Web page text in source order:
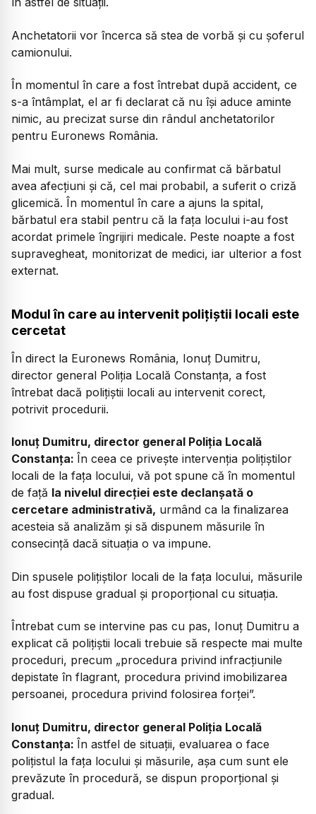
Anchetatorii vor încerca să stea de vorbă și cu șoferul
camionului.
În momentul în care a fost întrebat după accident, ce
s-a întâmplat, el ar fi declarat că nu își aduce aminte
nimic, au precizat surse din rândul anchetatorilor
pentru Euronews România.
Mai mult, surse medicale au confirmat că bărbatul
avea afecțiuni și că, cel mai probabil, a suferit o criză
glicemică. În momentul în care a ajuns la spital,
bărbatul era stabil pentru că la fața locului i-au fost
acordat primele îngrijiri medicale. Peste noapte a fost
supravegheat, monitorizat de medici, iar ulterior a fost
externat.
Modul în care au intervenit polițiștii locali este
cercetat
În direct la Euronews România, Ionuț Dumitru,
director general Poliția Locală Constanța, a fost
întrebat dacă polițiștii locali au intervenit corect,
potrivit procedurii.
Ionuț Dumitru, director general Poliția Locală
Constanța: În ceea ce privește intervenția polițiștilor
locali de la fața locului, vă pot spune că în momentul
de față la nivelul direcției este declanșată o
cercetare administrativă, urmând ca la finalizarea
acesteia să analizăm și să dispunem măsurile în
consecință dacă situația o va impune.
Din spusele polițiștilor locali de la fața locului, măsurile
au fost dispuse gradual și proporțional cu situația.
Întrebat cum se intervine pas cu pas, Ionuț Dumitru a
explicat că polițiștii locali trebuie să respecte mai multe
proceduri, precum „procedura privind infracțiunile
depistate în flagrant, procedura privind imobilizarea
persoanei, procedura privind folosirea forței”.
Ionuț Dumitru, director general Poliția Locală
Constanța: În astfel de situații, evaluarea o face
polițistul la fața locului și măsurile, așa cum sunt ele
prevăzute în procedură, se dispun proporțional și
gradual.